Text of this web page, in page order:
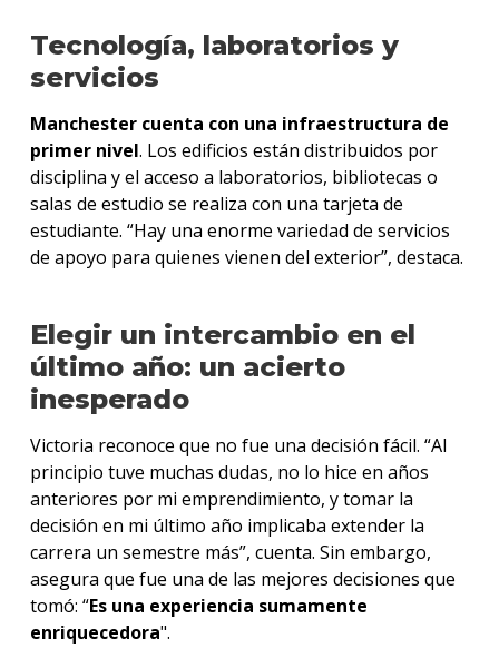
Tecnología, laboratorios y
servicios
Manchester cuenta con una infraestructura de
primer nivel. Los edificios están distribuidos por
disciplina y el acceso a laboratorios, bibliotecas o
salas de estudio se realiza con una tarjeta de
estudiante. “Hay una enorme variedad de servicios
de apoyo para quienes vienen del exterior”, destaca.
Elegir un intercambio en el
último año: un acierto
inesperado
Victoria reconoce que no fue una decisión fácil. “Al
principio tuve muchas dudas, no lo hice en años
anteriores por mi emprendimiento, y tomar la
decisión en mi último año implicaba extender la
carrera un semestre más”, cuenta. Sin embargo,
asegura que fue una de las mejores decisiones que
tomó: “Es una experiencia sumamente
enriquecedora".